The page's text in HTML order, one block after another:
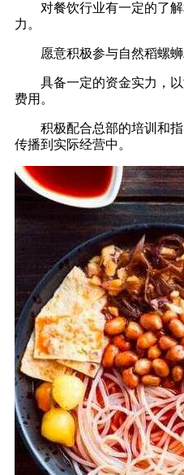
对餐饮行业有一定的了解
力。
愿意积极参与自然稻螺蛳
具备一定的资金实力，以
费用。
积极配合总部的培训和指
传播到实际经营中。